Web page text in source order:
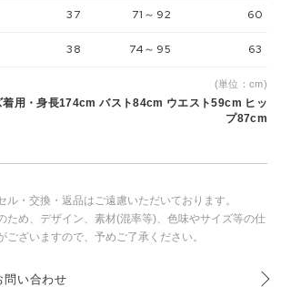
37 71～92 60
38 74～95 63
(単位：cm)
着用・身長174cm バスト84cm ウエスト59cm ヒッ
プ87cm
・交換・返品はご遠慮いただいております。
ため、デザイン、素材(混率等)、色味やサイズ等の仕
ございますので、予めご了承ください。
問い合わせ